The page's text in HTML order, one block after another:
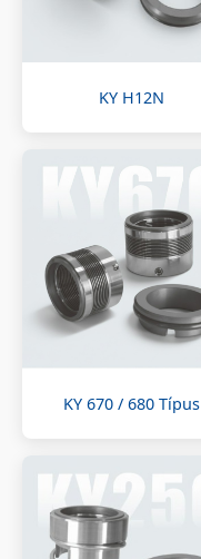
KY H12N
KY 670 / 680 Típus